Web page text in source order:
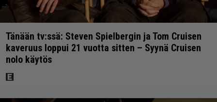
Tänään tv:ssä: Steven Spielbergin ja Tom Cruisen
kaveruus loppui 21 vuotta sitten – Syynä Cruisen
nolo käytös